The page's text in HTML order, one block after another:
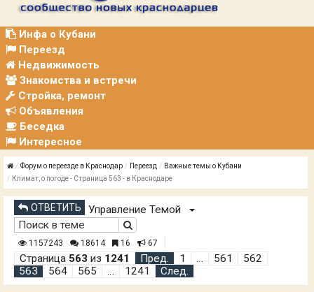
Инфа о Кубани
Переезд
Недвижимость
Знакомства и встречи
Стройка, ремонт
Объявления
Беседка
Интересное
Форум о переезде в Краснодар Переезд
Важные темы о Кубани
Климат, о погоде - Страница 563 - в Краснодаре
ОТВЕТИТЬ Управление Темой
1157243 18614 16 67
Страница 563 из 1241 Пред. 1 … 561
562
563
564 565 … 1241 След.